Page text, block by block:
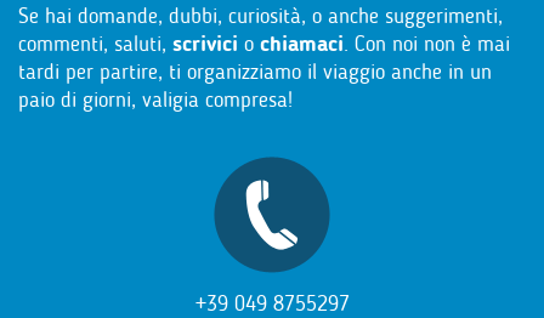
Se hai domande, dubbi, curiosità, o anche suggerimenti,
commenti, saluti, scrivici o chiamaci. Con noi non è mai
tardi per partire, ti organizziamo il viaggio anche in un
paio di giorni, valigia compresa!
+39 049 8755297